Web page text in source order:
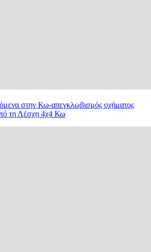
στην Κω-απεγκλωβισμός οχήματος
τη Λέσχη 4χ4 Κω